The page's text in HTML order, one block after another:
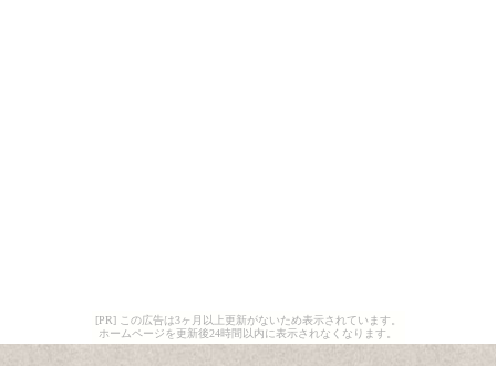
[PR] この広告は3ヶ月以上更新がないため表示されています。
ホームページを更新後24時間以内に表示されなくなります。